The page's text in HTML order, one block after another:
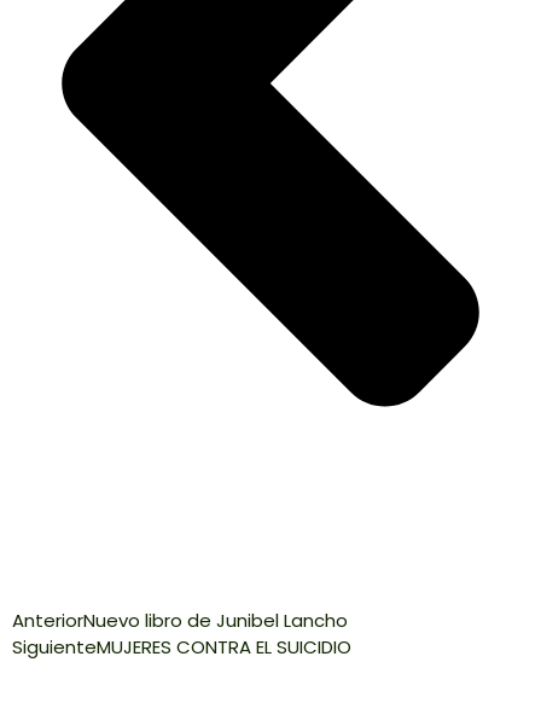
AnteriorNuevo libro de Junibel Lancho
SiguienteMUJERES CONTRA EL SUICIDIO